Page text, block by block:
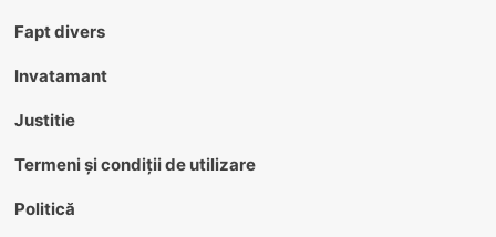
Fapt divers
Invatamant
Justitie
Termeni și condiții de utilizare
Politică